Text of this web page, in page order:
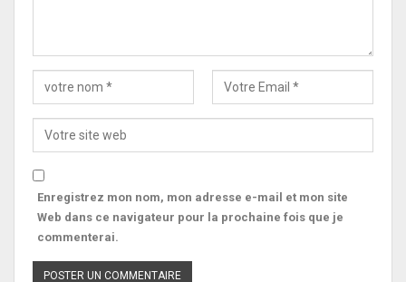
Enregistrez mon nom, mon adresse e-mail et mon site
Web dans ce navigateur pour la prochaine fois que je
commenterai.